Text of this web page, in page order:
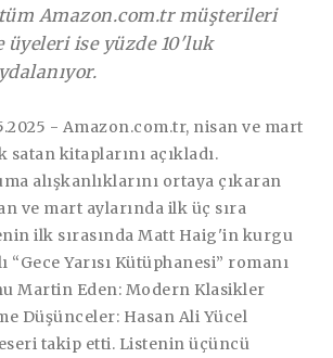
Amazon.com.tr müşterileri
üyeleri ise yüzde 10'luk
- Amazon.com.tr, nisan ve mart
satan kitaplarını açıkladı.
alışkanlıklarını ortaya çıkaran
ve mart aylarında ilk üç sıra
ilk sırasında Matt Haig'in kurgu
“Gece Yarısı Kütüphanesi” romanı
Martin Eden: Modern Klasikler
Düşünceler: Hasan Ali Yücel
takip etti. Listenin üçüncü